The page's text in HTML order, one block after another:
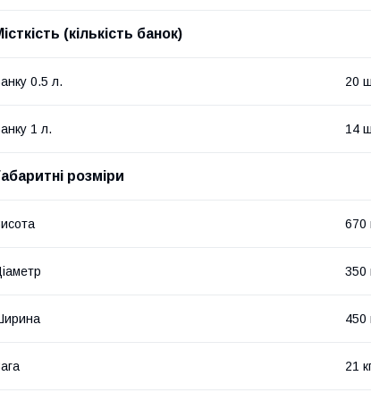
(кількість банок)
0.5 л. 20
1 л. 14
розміри
670
350
450
21